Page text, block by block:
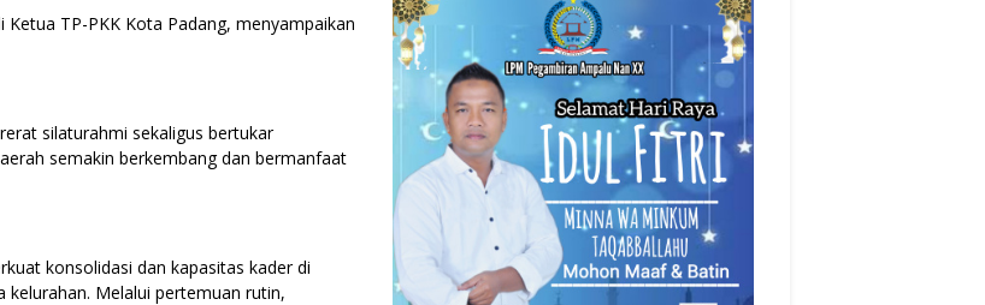
TP-PKK Kota Padang, menyampaikan
silaturahmi sekaligus bertukar
semakin berkembang dan bermanfaat
konsolidasi dan kapasitas kader di
Melalui pertemuan rutin,